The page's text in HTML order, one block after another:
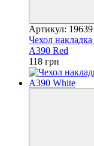
Артикул: 19639
Чехол
A390 Red
118 грн